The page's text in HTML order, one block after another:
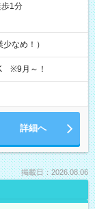
1分
なめ！）
※9月～！
詳細へ
掲載日：2026.08.06